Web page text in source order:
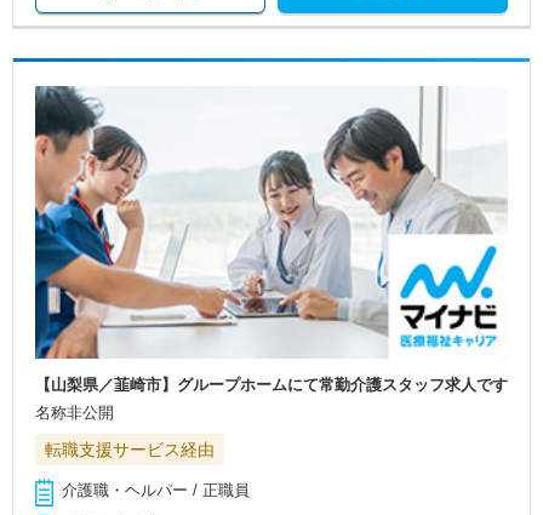
【山梨県／韮崎市】グループホームにて常勤介護スタッフ求人です
名称非公開
転職支援サービス経由
介護職・ヘルパー / 正職員